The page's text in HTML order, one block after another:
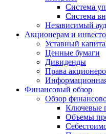
Система
Система
Независимый
Акционерам и
Уставный
Ценные бумаги
Дивиденды
Права
Финансовый обзор
Обзор
Ключевые
Объемы